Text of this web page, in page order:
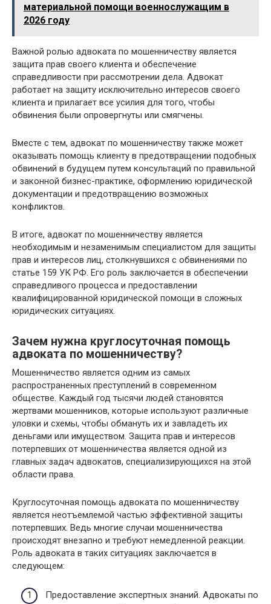
материальной помощи военнослужащим в
2026 году
Важной ролью адвоката по мошенничеству является
защита прав своего клиента и обеспечение
справедливости при рассмотрении дела. Адвокат
работает на защиту исключительно интересов своего
клиента и прилагает все усилия для того, чтобы
обвинения были опровергнуты или смягчены.
Вместе с тем, адвокат по мошенничеству также может
оказывать помощь клиенту в предотвращении подобных
обвинений в будущем путем консультаций по правильной
и законной бизнес-практике, оформлению юридической
документации и предотвращению возможных
конфликтов.
В итоге, адвокат по мошенничеству является
необходимым и незаменимым специалистом для защиты
прав и интересов лиц, столкнувшихся с обвинениями по
статье 159 УК РФ. Его роль заключается в обеспечении
справедливого процесса и предоставлении
квалифицированной юридической помощи в сложных
юридических ситуациях.
Зачем нужна круглосуточная помощь
адвоката по мошенничеству?
Мошенничество является одним из самых
распространенных преступлений в современном
обществе. Каждый год тысячи людей становятся
жертвами мошенников, которые используют различные
уловки и схемы, чтобы обмануть их и завладеть их
деньгами или имуществом. Защита прав и интересов
потерпевших от мошенничества является одной из
главных задач адвокатов, специализирующихся на этой
области права.
Круглосуточная помощь адвоката по мошенничеству
является неотъемлемой частью эффективной защиты
потерпевших. Ведь многие случаи мошенничества
происходят внезапно и требуют немедленной реакции.
Роль адвоката в таких ситуациях заключается в
следующем:
Предоставление экспертных знаний. Адвокаты по